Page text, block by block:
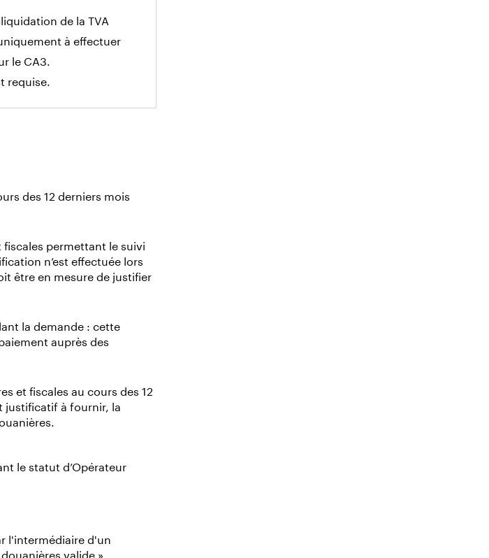
de la TVA
à effectuer
le CA3.
requise.
des 12 derniers mois
fiscales permettant le suivi
n’est effectuée lors
être en mesure de justifier
la demande : cette
auprès des
et fiscales au cours des 12
justificatif à fournir, la
le statut d’Opérateur
l'intermédiaire d'un
valide ».